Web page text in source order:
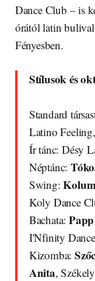
Dance Club – is
órától latin bulival
Fényesben.
Stílusok és
Standard
Latino
Ír tánc: Désy
Néptánc:
Swing:
Koly Dance
Bachata:
I'Nfinity
Kizomba:
Anita,